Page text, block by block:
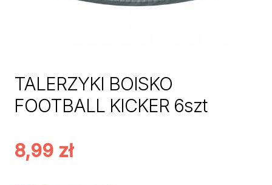
TALERZYKI BOISKO
FOOTBALL KICKER 6szt
8,99 zł